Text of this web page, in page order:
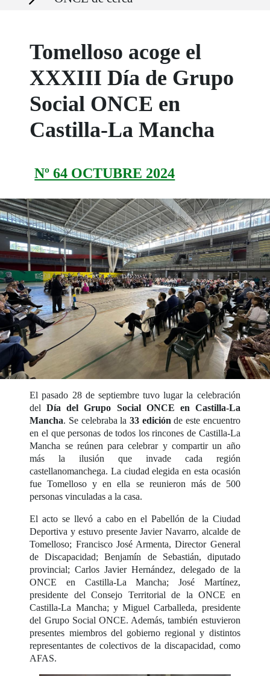
Tomelloso acoge el
XXXIII Día de Grupo
Social ONCE en
Castilla-La Mancha
Nº 64 OCTUBRE 2024
El pasado 28 de septiembre tuvo lugar la celebración
delDía del Grupo Social ONCE en Castilla-La
Mancha. Se celebraba la 33 edición de este encuentro
en el que personas de todos los rincones de Castilla-La
Mancha se reúnen para celebrar y compartir un año
más la ilusión que invade cada región
castellanomanchega. La ciudad elegida en esta ocasión
fue Tomelloso y en ella se reunieron más de 500
personas vinculadas a la casa.
El acto se llevó a cabo en el Pabellón de la Ciudad
Deportiva y estuvo presente Javier Navarro, alcalde de
Tomelloso; Francisco José Armenta, Director General
de Discapacidad; Benjamín de Sebastián, diputado
provincial; Carlos Javier Hernández, delegado de la
ONCE en Castilla-La Mancha; José Martínez,
presidente del Consejo Territorial de la ONCE en
Castilla-La Mancha; y Miguel Carballeda, presidente
del Grupo Social ONCE. Además, también estuvieron
presentes miembros del gobierno regional y distintos
representantes de colectivos de la discapacidad, como
AFAS.